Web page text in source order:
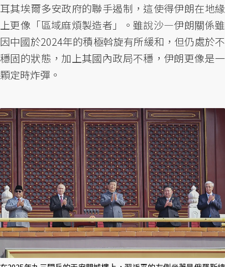
耳其埃爾多安政府的聯手遏制，這使得伊朗在地緣
上更像「區域麻煩製造者」。雖說沙—伊朗關係雖
因中國於2024年的積極斡旋有所緩和，但仍處於不
穩固的狀態，加上其國內政局不穩，伊朗更像是一
顆定時炸彈。